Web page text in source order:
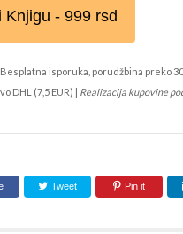
Knjigu - 999 rsd
isporuka, porudžbina preko
DHL (7,5 EUR) | Realizacija kupovine
Tweet Pin it